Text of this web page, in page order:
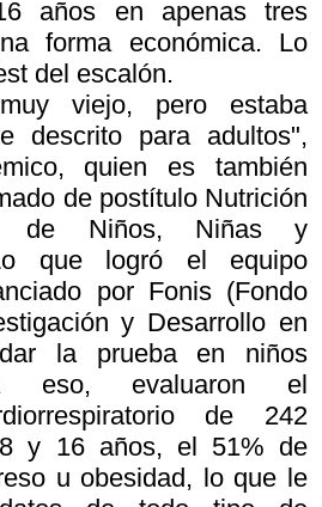
años en apenas tres
forma económica. Lo
del escalón.
viejo, pero estaba
descrito para adultos",
quien es también
de postítulo Nutrición
de Niños, Niñas y
que logró el equipo
por Fonis (Fondo
y Desarrollo en
la prueba en niños
eso, evaluaron el
de 242
y 16 años, el 51% de
u obesidad, lo que le